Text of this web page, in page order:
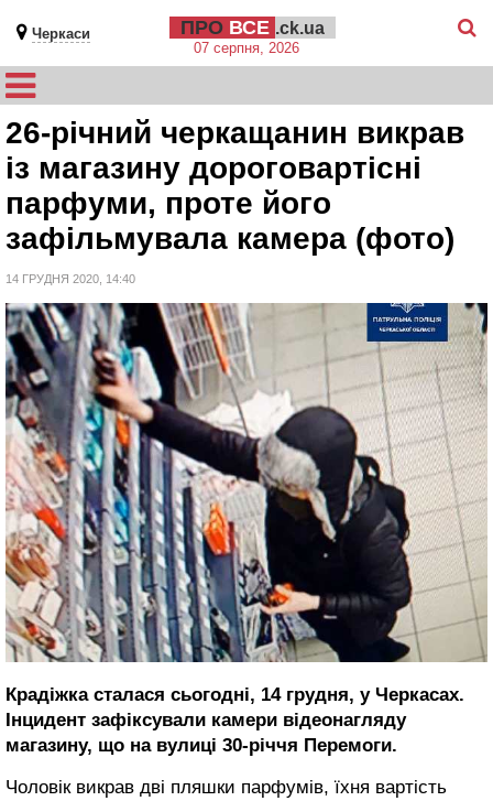
Черкаси ПРО ВСЕ .ck.ua
07 серпня, 2026
26-річний черкащанин викрав
із магазину дороговартісні
парфуми, проте його
зафільмувала камера (фото)
14 ГРУДНЯ 2020, 14:40
Крадіжка сталася сьогодні, 14 грудня, у Черкасах.
Інцидент зафіксували камери відеонагляду
магазину, що на вулиці 30-річчя Перемоги.
Чоловік викрав дві пляшки парфумів, їхня вартість